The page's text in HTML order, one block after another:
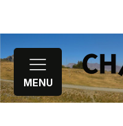
MENU